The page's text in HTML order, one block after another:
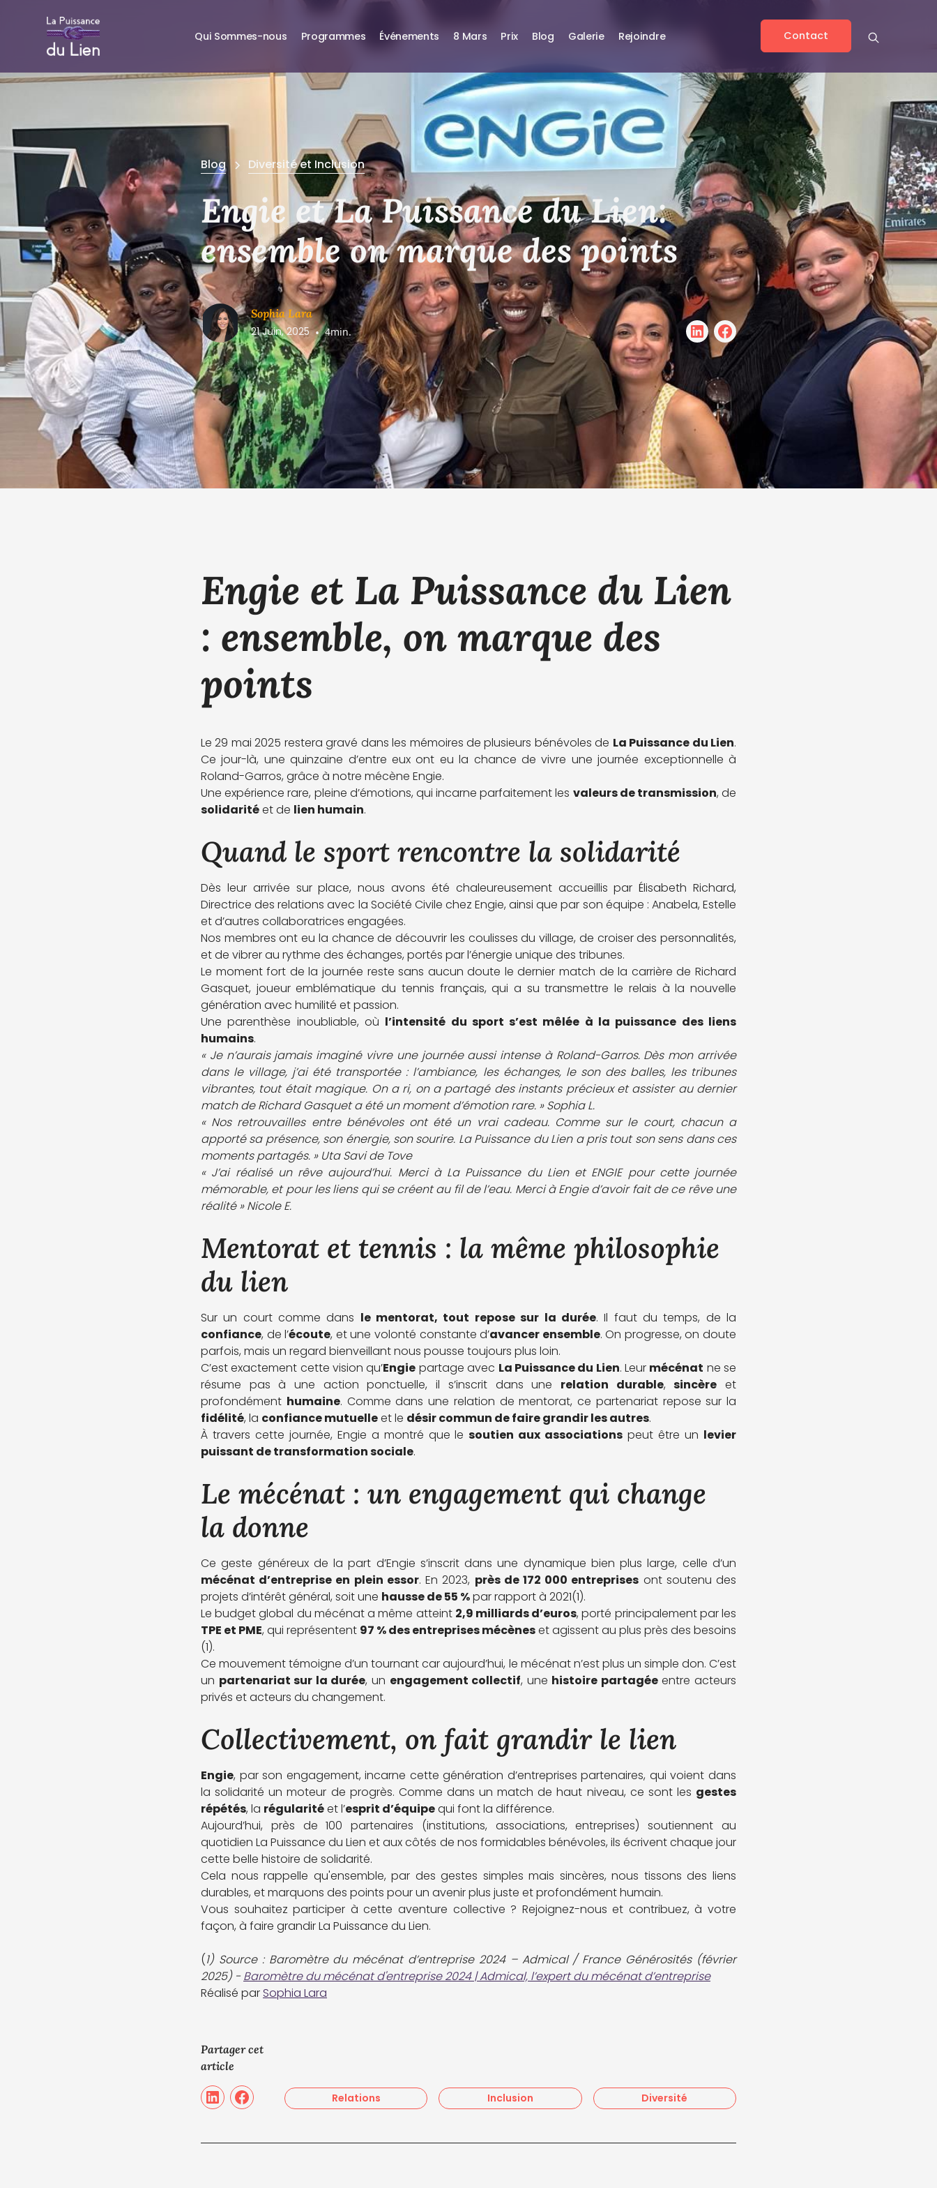
Qui Sommes-nous Programmes Événements 8 Mars Prix Blog Galerie Rejoindre Contact
Blog Diversité et Inclusion
Engie et La Puissance du Lien:
ensemble on marque des points
Sophia Lara
21 Juin, 2025 • 4min.
Engie et La Puissance du Lien
: ensemble, on marque des
points
Le 29 mai 2025 restera gravé dans les mémoires de plusieurs bénévoles de La Puissance du Lien.
Ce jour-là, une quinzaine d’entre eux ont eu la chance de vivre une journée exceptionnelle à
Roland-Garros, grâce à notre mécène Engie.
Une expérience rare, pleine d’émotions, qui incarne parfaitement les valeurs de transmission, de
solidaritéet de lien humain.
Quand le sport rencontre la solidarité
Dès leur arrivée sur place, nous avons été chaleureusement accueillis par Élisabeth Richard,
Directrice des relations avec la Société Civile chez Engie, ainsi que par son équipe : Anabela, Estelle
et d’autres collaboratrices engagées.
Nos membres ont eu la chance de découvrir les coulisses du village, de croiser des personnalités,
et de vibrer au rythme des échanges, portés par l’énergie unique des tribunes.
Le moment fort de la journée reste sans aucun doute le dernier match de la carrière de Richard
Gasquet, joueur emblématique du tennis français, qui a su transmettre le relais à la nouvelle
génération avec humilité et passion.
Une parenthèse inoubliable, où l’intensité du sport s’est mêlée à la puissance des liens
humains.
« Je n’aurais jamais imaginé vivre une journée aussi intense à Roland-Garros. Dès mon arrivée
dans le village, j’ai été transportée : l’ambiance, les échanges, le son des balles, les tribunes
vibrantes, tout était magique. On a ri, on a partagé des instants précieux et assister au dernier
match de Richard Gasquet a été un moment d’émotion rare. » Sophia L.
« Nos retrouvailles entre bénévoles ont été un vrai cadeau. Comme sur le court, chacun a
apporté sa présence, son énergie, son sourire. La Puissance du Lien a pris tout son sens dans ces
moments partagés. » Uta Savi de Tove
« J’ai réalisé un rêve aujourd’hui. Merci à La Puissance du Lien et ENGIE pour cette journée
mémorable, et pour les liens qui se créent au fil de l’eau. Merci à Engie d’avoir fait de ce rêve une
réalité » Nicole E.
Mentorat et tennis : la même philosophie
du lien
Sur un court comme dans le mentorat, tout repose sur la durée. Il faut du temps, de la
confiance, de l’écoute, et une volonté constante d’avancer ensemble. On progresse, on doute
parfois, mais un regard bienveillant nous pousse toujours plus loin.
C’est exactement cette vision qu’Engie partage avec La Puissance du Lien. Leur mécénat ne se
résume pas à une action ponctuelle, il s’inscrit dans une relation durable,sincère et
profondément humaine. Comme dans une relation de mentorat, ce partenariat repose sur la
fidélité, la confiance mutuelleet le désir commun de faire grandir les autres.
À travers cette journée, Engie a montré que lesoutien aux associations peut être un levier
puissant de transformation sociale.
Le mécénat : un engagement qui change
la donne
Ce geste généreux de la part d’Engie s’inscrit dans une dynamique bien plus large, celle d’un
mécénat d’entreprise en plein essor. En 2023, près de 172 000 entreprises ont soutenu des
projets d’intérêt général, soit une hausse de 55 %par rapport à 2021(1).
Le budget global du mécénat a même atteint 2,9 milliards d’euros, porté principalement par les
TPE et PME, qui représentent 97 % des entreprises mécèneset agissent au plus près des besoins
(1).
Ce mouvement témoigne d’un tournant car aujourd’hui, le mécénat n’est plus un simple don. C’est
un partenariat sur la durée, un engagement collectif, une histoire partagéeentre acteurs
privés et acteurs du changement.
Collectivement, on fait grandir le lien
Engie, par son engagement, incarne cette génération d’entreprises partenaires, qui voient dans
la solidarité un moteur de progrès. Comme dans un match de haut niveau, ce sont les gestes
répétés, la régularitéet l’esprit d’équipequi font la différence.
Aujourd’hui, près de 100 partenaires (institutions, associations, entreprises) soutiennent au
quotidien La Puissance du Lien et aux côtés de nos formidables bénévoles, ils écrivent chaque jour
cette belle histoire de solidarité.
Cela nous rappelle qu'ensemble, par des gestes simples mais sincères, nous tissons des liens
durables, et marquons des points pour un avenir plus juste et profondément humain.
Vous souhaitez participer à cette aventure collective ? Rejoignez-nous et contribuez, à votre
façon, à faire grandir La Puissance du Lien.
(1) Source : Baromètre du mécénat d’entreprise 2024 – Admical / France Générosités (février
2025) - Baromètre du mécénat d'entreprise 2024 | Admical, l’expert du mécénat d’entreprise
Réalisé par Sophia Lara
Partager cet
article
Relations Inclusion Diversité